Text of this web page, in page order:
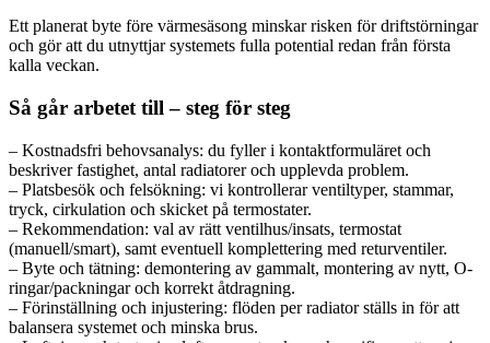
Ett planerat byte före värmesäsong minskar risken för driftstörningar
och gör att du utnyttjar systemets fulla potential redan från första
kalla veckan.
Så går arbetet till – steg för steg
– Kostnadsfri behovsanalys: du fyller i kontaktformuläret och
beskriver fastighet, antal radiatorer och upplevda problem.
– Platsbesök och felsökning: vi kontrollerar ventiltyper, stammar,
tryck, cirkulation och skicket på termostater.
– Rekommendation: val av rätt ventilhus/insats, termostat
(manuell/smart), samt eventuell komplettering med returventiler.
– Byte och tätning: demontering av gammalt, montering av nytt, O-
ringar/packningar och korrekt åtdragning.
– Förinställning och injustering: flöden per radiator ställs in för att
balansera systemet och minska brus.